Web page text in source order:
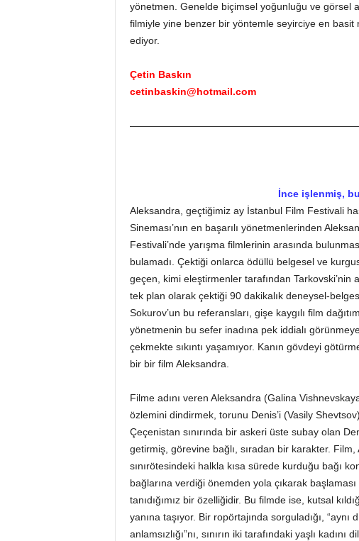
yönetmen. Genelde biçimsel yoğunluğu ve görsel
filmiyle yine benzer bir yöntemle seyirciye en
ediyor.
Çetin Baskın
cetinbaskin@hotmail.com
İnce işlenmiş,
Aleksandra, geçtiğimiz ay İstanbul Film Festivali
Sineması’nın en başarılı yönetmenlerinden
Festivali’nde yarışma filmlerinin arasında
bulamadı. Çektiği onlarca ödüllü belgesel ve
geçen, kimi eleştirmenler tarafından Tarkovski’nin
tek plan olarak çektiği 90 dakikalık deneysel-
Sokurov’un bu referansları, gişe kaygılı film
yönetmenin bu sefer inadına pek iddialı
çekmekte sıkıntı yaşamıyor. Kanın gövdeyi
bir bir film Aleksandra.
Filme adını veren Aleksandra (Galina
özlemini dindirmek, torunu Denis’i (Vasily
Çeçenistan sınırında bir askeri üste subay olan
getirmiş, görevine bağlı, sıradan bir karakter.
sınırötesindeki halkla kısa sürede kurduğu bağı
bağlarına verdiği önemden yola çıkarak
tanıdığımız bir özelliğidir. Bu filmde ise, kutsal
yanına taşıyor. Bir ropörtajında sorguladığı,
anlamsızlığı”nı, sınırın iki tarafındaki yaşlı